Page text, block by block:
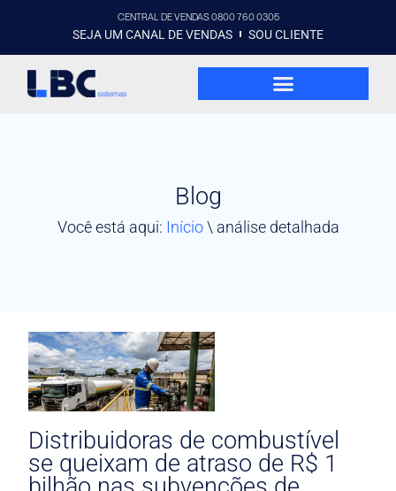
CENTRAL DE VENDAS 0800 760 0305
SEJA UM CANAL DE VENDAS SOU CLIENTE
Blog
Você está aqui: Início\ análise detalhada
Distribuidoras de combustível
se queixam de atraso de R$ 1